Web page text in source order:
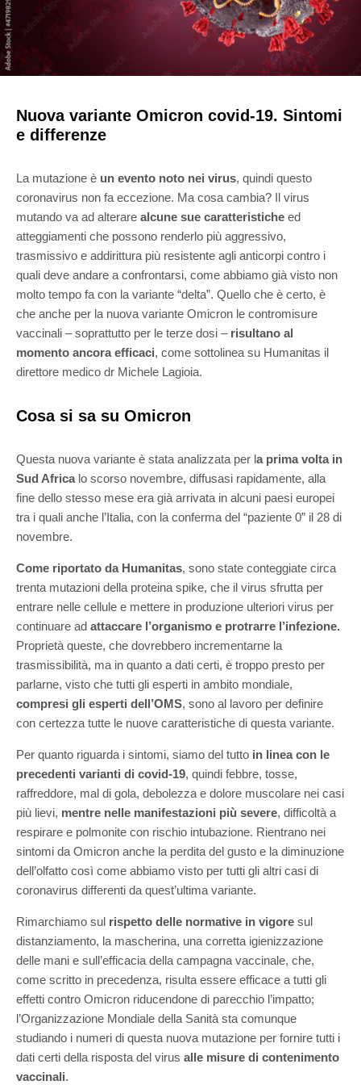
Nuova variante Omicron covid-19. Sintomi
e differenze
La mutazione è un evento noto nei virus, quindi questo
coronavirus non fa eccezione. Ma cosa cambia? Il virus
mutando va ad alterare alcune sue caratteristiche ed
atteggiamenti che possono renderlo più aggressivo,
trasmissivo e addirittura più resistente agli anticorpi contro i
quali deve andare a confrontarsi, come abbiamo già visto non
molto tempo fa con la variante “delta”. Quello che è certo, è
che anche per la nuova variante Omicron le contromisure
vaccinali – soprattutto per le terze dosi – risultano al
momento ancora efficaci, come sottolinea su Humanitas il
direttore medico dr Michele Lagioia.
Cosa si sa su Omicron
Questa nuova variante è stata analizzata per la prima volta in
Sud Africalo scorso novembre, diffusasi rapidamente, alla
fine dello stesso mese era già arrivata in alcuni paesi europei
tra i quali anche l’Italia, con la conferma del “paziente 0” il 28 di
novembre.
Come riportato da Humanitas, sono state conteggiate circa
trenta mutazioni della proteina spike, che il virus sfrutta per
entrare nelle cellule e mettere in produzione ulteriori virus per
continuare ad attaccare l’organismo e protrarre l’infezione.
Proprietà queste, che dovrebbero incrementarne la
trasmissibilità, ma in quanto a dati certi, è troppo presto per
parlarne, visto che tutti gli esperti in ambito mondiale,
compresi gli esperti dell’OMS, sono al lavoro per definire
con certezza tutte le nuove caratteristiche di questa variante.
Per quanto riguarda i sintomi, siamo del tutto in linea con le
precedenti varianti di covid-19, quindi febbre, tosse,
raffreddore, mal di gola, debolezza e dolore muscolare nei casi
più lievi, mentre nelle manifestazioni più severe, difficoltà a
respirare e polmonite con rischio intubazione. Rientrano nei
sintomi da Omicron anche la perdita del gusto e la diminuzione
dell’olfatto così come abbiamo visto per tutti gli altri casi di
coronavirus differenti da quest’ultima variante.
Rimarchiamo sul rispetto delle normative in vigore sul
distanziamento, la mascherina, una corretta igienizzazione
delle mani e sull’efficacia della campagna vaccinale, che,
come scritto in precedenza, risulta essere efficace a tutti gli
effetti contro Omicron riducendone di parecchio l’impatto;
l’Organizzazione Mondiale della Sanità sta comunque
studiando i numeri di questa nuova mutazione per fornire tutti i
dati certi della risposta del virus alle misure di contenimento
vaccinali.